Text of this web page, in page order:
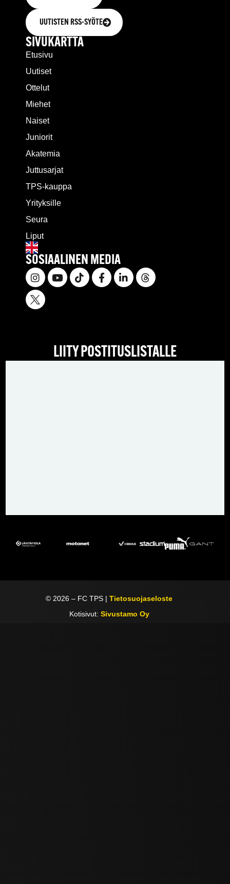
UUTISTEN RSS-SYÖTE
SIVUKARTTA
Etusivu
Uutiset
Ottelut
Miehet
Naiset
Juniorit
Akatemia
Juttusarjat
TPS-kauppa
Yrityksille
Seura
Liput
SOSIAALINEN MEDIA
LIITY POSTITUSLISTALLE
© 2026 – FC TPS |Tietosuojaseloste
Kotisivut: Sivustamo Oy